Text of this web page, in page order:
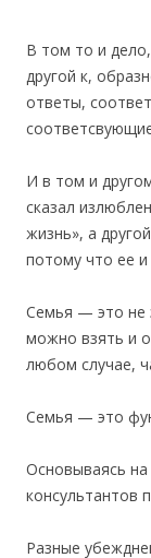
В том то и
другой к,
ответы,
И в том и
сказал
жизнь», а
потому что ее
Семья — это не
можно взять и
любом случае,
Семья — это
Основываясь
консультантов
Разные